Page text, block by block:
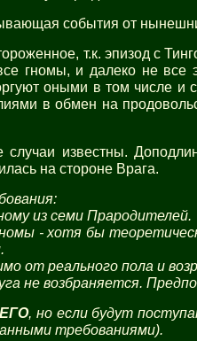
события от
т.к. эпизод с
гномы, и далеко не все
оными в том числе
в обмен на
известны.
на стороне Врага.
из семи Прародителей.
- хотя бы
от реального пола и
не возбраняется.
, но если будут
требованиями).